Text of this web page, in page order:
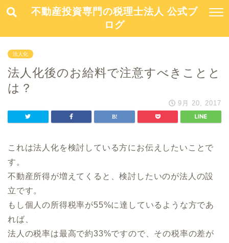
不動産投資専門の税理士法人 公式ブ
ログ
法人化
法人化後のお給料で注意すべきことと
は？
9月 20, 2017
これは法人化を検討している方にお伝えしたいことで
す。
不動産所得が増えてくると、検討したいのが法人の設
立です。
もし個人の所得税率が55%に達しているような方であ
れば、
法人の税率は最高で約33%ですので、その税率の差が